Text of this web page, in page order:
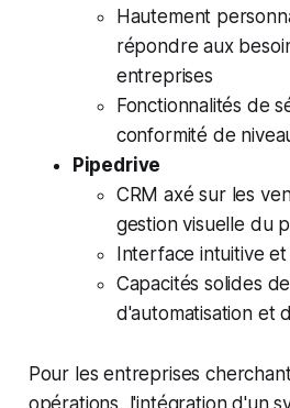
Hautement
répondre aux
entreprises
Fonctionnalités de
conformité de
Pipedrive
CRM axé sur les
gestion visuelle du
Interface intuitive
Capacités solides
d'automatisation et
Pour les entreprises
opérations, l'intégration d'un